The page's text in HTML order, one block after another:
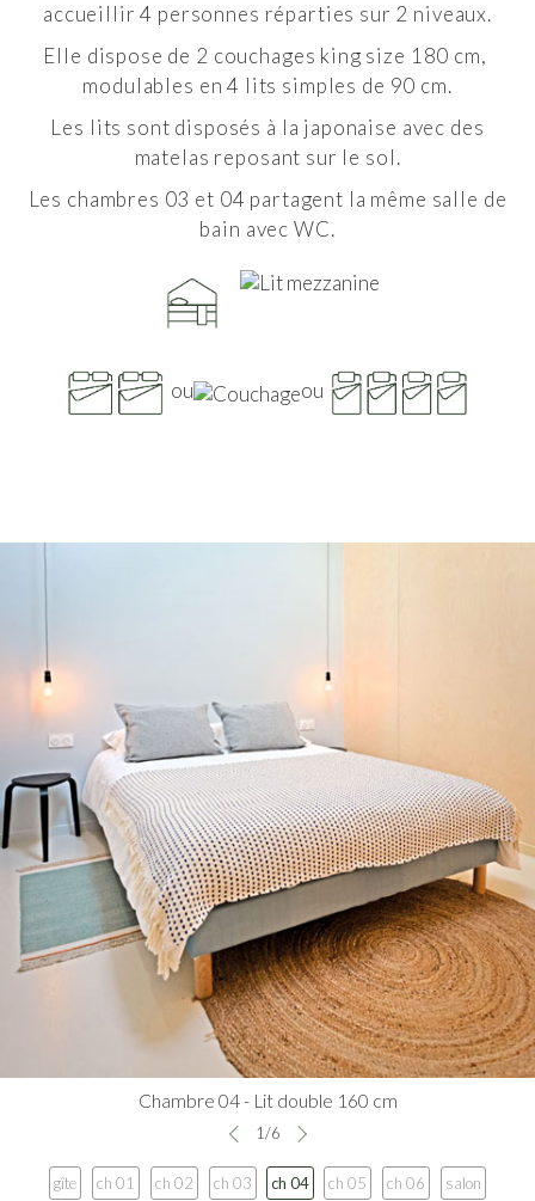
accueillir4 personnes réparties sur 2 niveaux.
Elle dispose de 2 couchages king size 180 cm,
modulables en 4 lits simples de 90 cm.
Les lits sont disposés à la japonaise avec des
matelas reposant sur le sol.
Les chambres 03 et 04 partagent la même salle de
bain avec WC.
ou ou
Chambre 04 - Lit double 160 cm
1/6
gîte ch 01 ch 02 ch 03 ch 04 ch 05 ch 06 salon